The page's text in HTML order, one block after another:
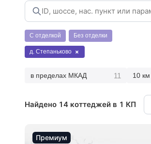
С отделкой Без отделки
д. Степаньково
в пределах МКАД 11 10
Найдено 14 коттеджей в 1 КП
Премиум